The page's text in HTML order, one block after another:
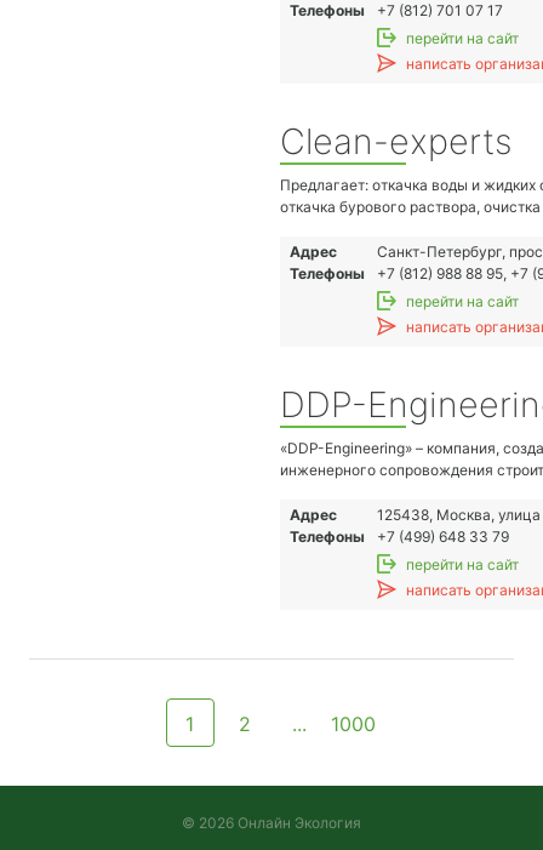
Телефоны
+7 (812) 701 07 17
перейти на сайт
написать
Clean-experts
Предлагает: откачка воды и жидких
откачка бурового раствора,
вывоз мусора, доставка
Адрес
Санкт-Петербург,
Телефоны
+7 (812) 988 88 95, +7
перейти на сайт
написать
DDP-
«DDP-Engineering» – компания,
инженерного сопровождения
Адрес
125438, Москва,
Телефоны
+7 (499) 648 33 79
перейти на сайт
написать
1 2 ... 1000
© 2026 Онлайн Экология